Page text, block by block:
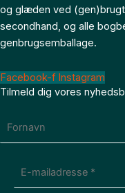
og glæden ved
secondhand, og alle
genbrugsemballage.
Facebook-f Instagram
Tilmeld dig vores